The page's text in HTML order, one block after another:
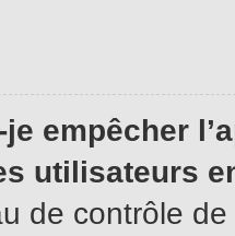
empêcher
utilisateurs
de contrôle